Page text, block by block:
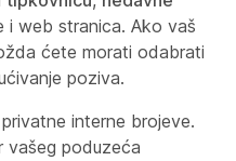
i web stranica. Ako vaš
ćete morati odabrati
poziva.
interne brojeve.
vašeg poduzeća